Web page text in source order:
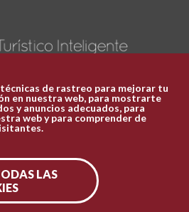
Plaza Mayor 1
969 241 051
ofi.turismo@cuenca.es
Síguenos en las redes
de rastreo para mejorar tu
en nuestra web, para mostrarte
y anuncios adecuados, para
web y para comprender de
LAS